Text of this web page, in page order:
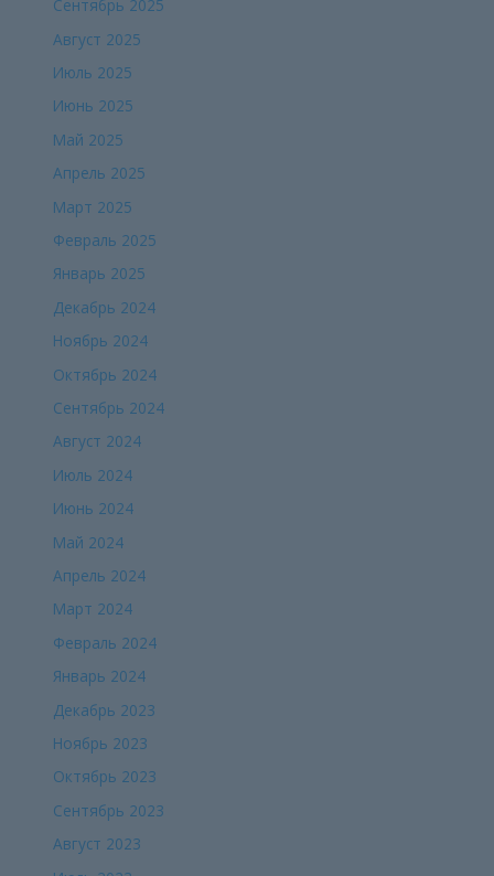
Сентябрь 2025
Август 2025
Июль 2025
Июнь 2025
Май 2025
Апрель 2025
Март 2025
Февраль 2025
Январь 2025
Декабрь 2024
Ноябрь 2024
Октябрь 2024
Сентябрь 2024
Август 2024
Июль 2024
Июнь 2024
Май 2024
Апрель 2024
Март 2024
Февраль 2024
Январь 2024
Декабрь 2023
Ноябрь 2023
Октябрь 2023
Сентябрь 2023
Август 2023